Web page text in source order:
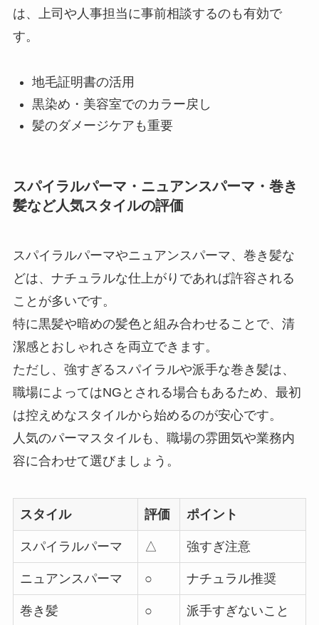
は、上司や人事担当に事前相談するのも有効で
す。
地毛証明書の活用
黒染め・美容室でのカラー戻し
髪のダメージケアも重要
スパイラルパーマ・ニュアンスパーマ・巻き
髪など人気スタイルの評価
スパイラルパーマやニュアンスパーマ、巻き髪な
どは、ナチュラルな仕上がりであれば許容される
ことが多いです。
特に黒髪や暗めの髪色と組み合わせることで、清
潔感とおしゃれさを両立できます。
ただし、強すぎるスパイラルや派手な巻き髪は、
職場によってはNGとされる場合もあるため、最初
は控えめなスタイルから始めるのが安心です。
人気のパーマスタイルも、職場の雰囲気や業務内
容に合わせて選びましょう。
スタイル 評価 ポイント
スパイラルパーマ △ 強すぎ注意
ニュアンスパーマ ○ ナチュラル推奨
巻き髪 ○ 派手すぎないこと